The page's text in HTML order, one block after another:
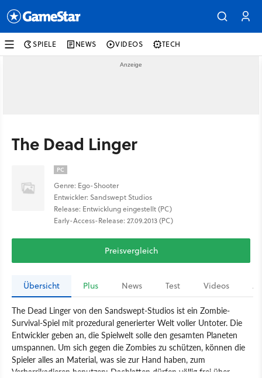
SPIELE NEWS VIDEOS TECH
The Dead Linger
PC
Genre: Ego-Shooter
Entwickler: Sandswept Studios
Release: Entwicklung eingestellt (PC)
Early-Access-Release: 27.09.2013 (PC)
Preisvergleich
Übersicht Plus News Test Videos
The Dead Linger von den Sandswept-Studios ist ein Zombie-
Survival-Spiel mit prozedural generierter Welt voller Untoter. Die
Entwickler geben an, die Spielwelt solle den gesamten Planeten
umspannen. Um sich gegen die Zombies zu schützen, können die
Spieler alles an Material, was sie zur Hand haben, zum
Verbarrikadieren benutzen: Dachlatten dürfen völlig frei über